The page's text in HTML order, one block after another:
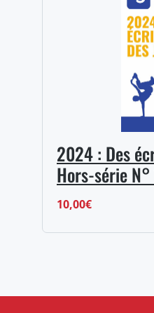
2024 : Des
Hors-série
10,00€